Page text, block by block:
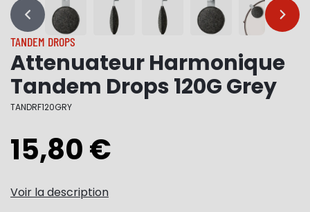
… …
TANDEM DROPS
Attenuateur Harmonique
Tandem Drops 120G Grey
TANDRF120GRY
15,80 €
Voir la description